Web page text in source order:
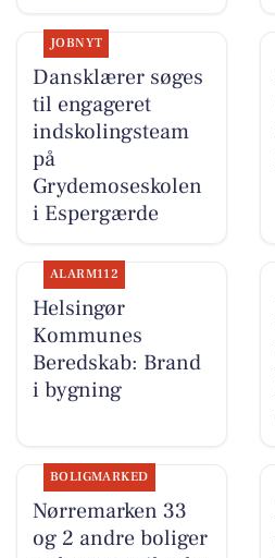
JOBNYT
Dansklærer søges
til engageret
indskolingsteam
på
Grydemoseskolen
i Espergærde
ALARM112
Helsingør
Kommunes
Beredskab: Brand
i bygning
BOLIGMARKED
Nørremarken 33
og 2 andre boliger